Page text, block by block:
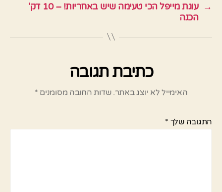
→
עוגת מייפל הכי טעימה שיש באחריות! – 10 דק'
הכנה
כתיבת תגובה
האימייל לא יוצג באתר. שדות החובה מסומנים *
התגובה שלך *